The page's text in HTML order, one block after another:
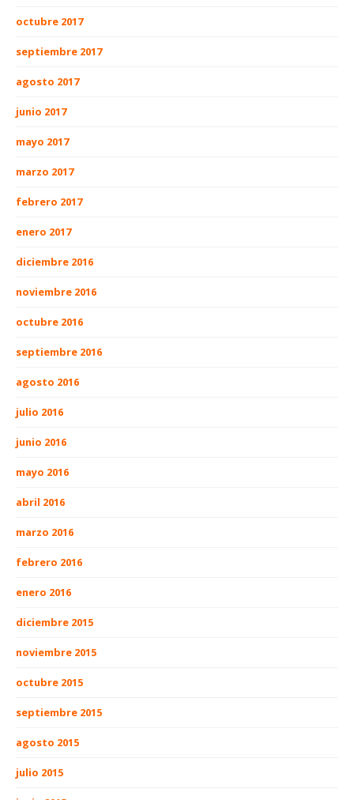
octubre 2017
septiembre 2017
agosto 2017
junio 2017
mayo 2017
marzo 2017
febrero 2017
enero 2017
diciembre 2016
noviembre 2016
octubre 2016
septiembre 2016
agosto 2016
julio 2016
junio 2016
mayo 2016
abril 2016
marzo 2016
febrero 2016
enero 2016
diciembre 2015
noviembre 2015
octubre 2015
septiembre 2015
agosto 2015
julio 2015